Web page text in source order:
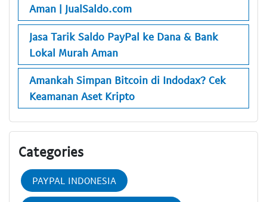
Aman | JualSaldo.com
Jasa Tarik Saldo PayPal ke Dana & Bank
Lokal Murah Aman
Amankah Simpan Bitcoin di Indodax? Cek
Keamanan Aset Kripto
Categories
PAYPAL INDONESIA